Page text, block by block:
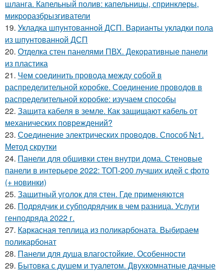
шланга. Капельный полив: капельницы, спринклеры,
микроразбрызгиватели
19. Укладка шпунтованной ДСП. Варианты укладки пола
из шпунтованной ДСП
20. Отделка стен панелями ПВХ. Декоративные панели
из пластика
21. Чем соединить провода между собой в
распределительной коробке. Соединение проводов в
распределительной коробке: изучаем способы
22. Защита кабеля в земле. Как защищают кабель от
механических повреждений?
23. Соединение электрических проводов. Способ №1.
Метод скрутки
24. Панели для обшивки стен внутри дома. Стеновые
панели в интерьере 2022: ТОП-200 лучших идей с фото
(+ новинки)
25. Защитный уголок для стен. Где применяются
26. Подрядчик и субподрядчик в чем разница. Услуги
генподряда 2022 г.
27. Каркасная теплица из поликарбоната. Выбираем
поликарбонат
28. Панели для душа влагостойкие. Особенности
29. Бытовка с душем и туалетом. Двухкомнатные дачные